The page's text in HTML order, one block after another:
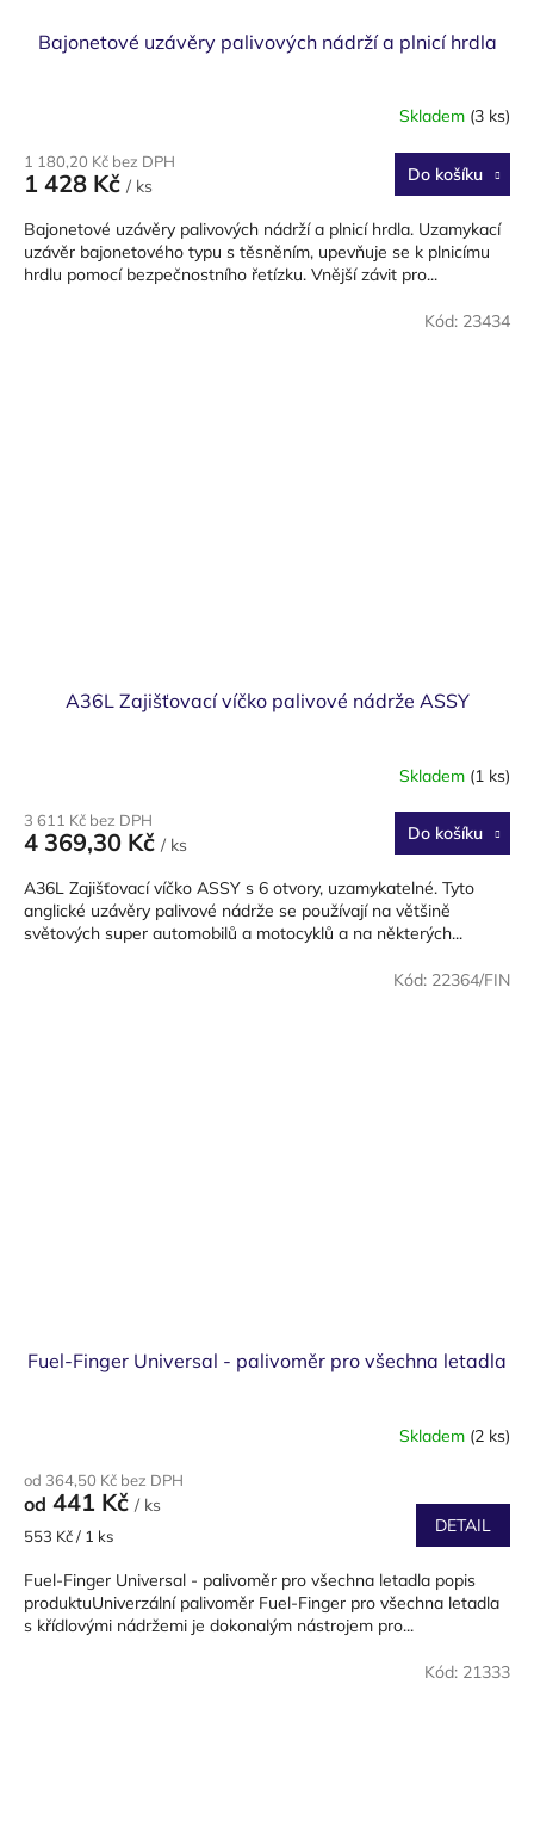
Bajonetové uzávěry palivových nádrží a plnicí hrdla
Skladem (3 ks)
1 180,20 Kč bez DPH
1 428 Kč / ks
Do košíku
Bajonetové uzávěry palivových nádrží a plnicí hrdla. Uzamykací
uzávěr bajonetového typu s těsněním, upevňuje se k plnicímu
hrdlu pomocí bezpečnostního řetízku. Vnější závit pro...
A36L Zajišťovací víčko palivové nádrže ASSY
Skladem (1 ks)
3 611 Kč bez DPH
4 369,30 Kč / ks
Do košíku
A36L Zajišťovací víčko ASSY s 6 otvory, uzamykatelné. Tyto
anglické uzávěry palivové nádrže se používají na většině
světových super automobilů a motocyklů a na některých...
Kód: 23434
Fuel-Finger Universal - palivoměr pro všechna letadla
Skladem (2 ks)
od 364,50 Kč bez DPH
od 441 Kč / ks
Měrná
553 Kč / 1 ks DETAIL
Fuel-Finger Universal - palivoměr pro všechna letadla popis
produktuUniverzální palivoměr Fuel-Finger pro všechna letadla
s křídlovými nádržemi je dokonalým nástrojem pro...
Kód: 22364/FIN
Kód: 21333